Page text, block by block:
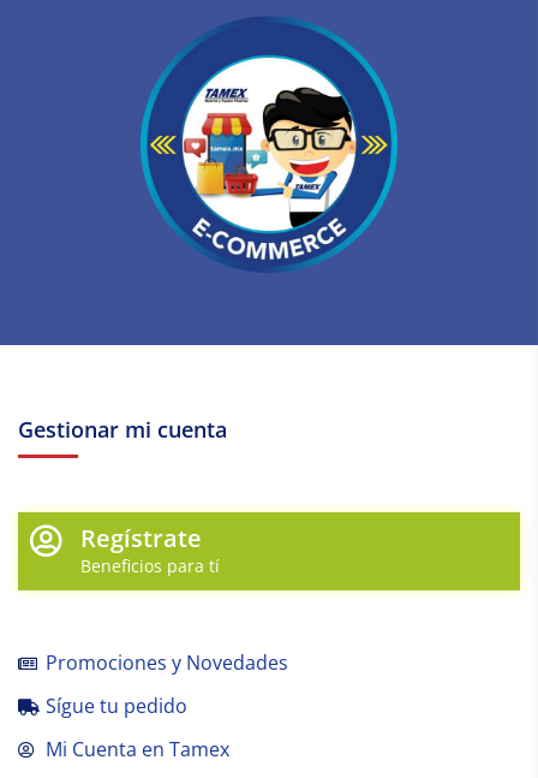
Gestionar mi cuenta
Regístrate
Beneficios para tí
Promociones y Novedades
Sígue tu pedido
Mi Cuenta en Tamex